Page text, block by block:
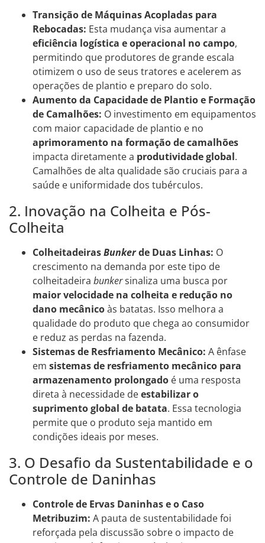
Transição de Máquinas Acopladas para
Rebocadas: Esta mudança visa aumentar a
eficiência logística e operacional no campo,
permitindo que produtores de grande escala
otimizem o uso de seus tratores e acelerem as
operações de plantio e preparo do solo.
Aumento da Capacidade de Plantio e Formação
de Camalhões: O investimento em equipamentos
com maior capacidade de plantio e no
aprimoramento na formação de camalhões
impacta diretamente a produtividade global.
Camalhões de alta qualidade são cruciais para a
saúde e uniformidade dos tubérculos.
2. Inovação na Colheita e Pós-
Colheita
ColheitadeirasBunkerde Duas Linhas: O
crescimento na demanda por este tipo de
colheitadeira bunkersinaliza uma busca por
maior velocidade na colheita e redução no
dano mecânicoàs batatas. Isso melhora a
qualidade do produto que chega ao consumidor
e reduz as perdas na fazenda.
Sistemas de Resfriamento Mecânico: A ênfase
em sistemas de resfriamento mecânico para
armazenamento prolongado é uma resposta
direta à necessidade deestabilizar o
suprimento global de batata. Essa tecnologia
permite que o produto seja mantido em
condições ideais por meses.
3. O Desafio da Sustentabilidade e o
Controle de Daninhas
Controle de Ervas Daninhas e o Caso
Metribuzim: A pauta de sustentabilidade foi
reforçada pela discussão sobre o impacto de